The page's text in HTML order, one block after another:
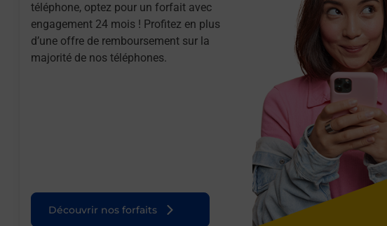
téléphone, optez pour un forfait avec
engagement 24 mois ! Profitez en plus
d’une offre de remboursement sur la
majorité de nos téléphones.
Découvrir nos forfaits